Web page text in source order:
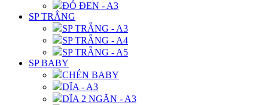
ĐỎ ĐEN - A3
SP TRẮNG
SP TRẮNG - A3
SP TRẮNG - A4
SP TRẮNG - A5
SP BABY
CHÉN BABY
DĨA - A3
DĨA 2 NGĂN - A3